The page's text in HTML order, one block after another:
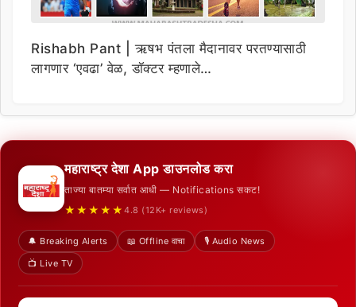
Rishabh Pant | ऋषभ पंतला मैदानावर परतण्यासाठी
लागणार ‘एवढा’ वेळ, डॉक्टर म्हणाले…
महाराष्ट्र देशा App डाउनलोड करा
ताज्या बातम्या सर्वात आधी — Notifications सकट!
★★★★★ 4.8 (12K+ reviews)
🔔 Breaking Alerts 📖 Offline वाचा
🎙️ Audio News
📺 Live TV